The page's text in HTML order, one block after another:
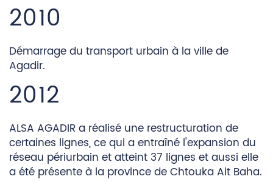
2010
Démarrage du transport urbain à la ville de
Agadir.
2012
ALSA AGADIR a réalisé une restructuration de
certaines lignes, ce qui a entraîné l'expansion du
réseau périurbain et atteint 37 lignes et aussi elle
a été présente à la province de Chtouka Ait Baha.